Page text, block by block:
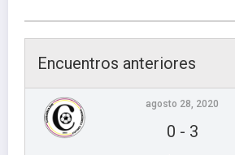
Encuentros anteriores
agosto 28, 2020
0 - 3